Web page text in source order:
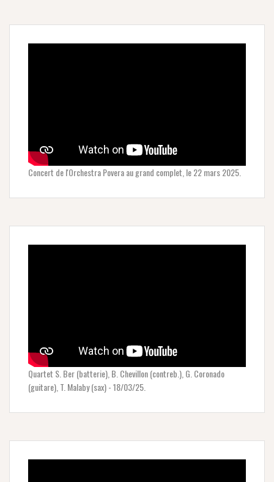
Concert de l'Orchestra Povera au grand complet, le 22 mars 2025.
Quartet S. Ber (batterie), B. Chevillon (contreb.), G. Coronado
(guitare), T. Malaby (sax) - 18/03/25.